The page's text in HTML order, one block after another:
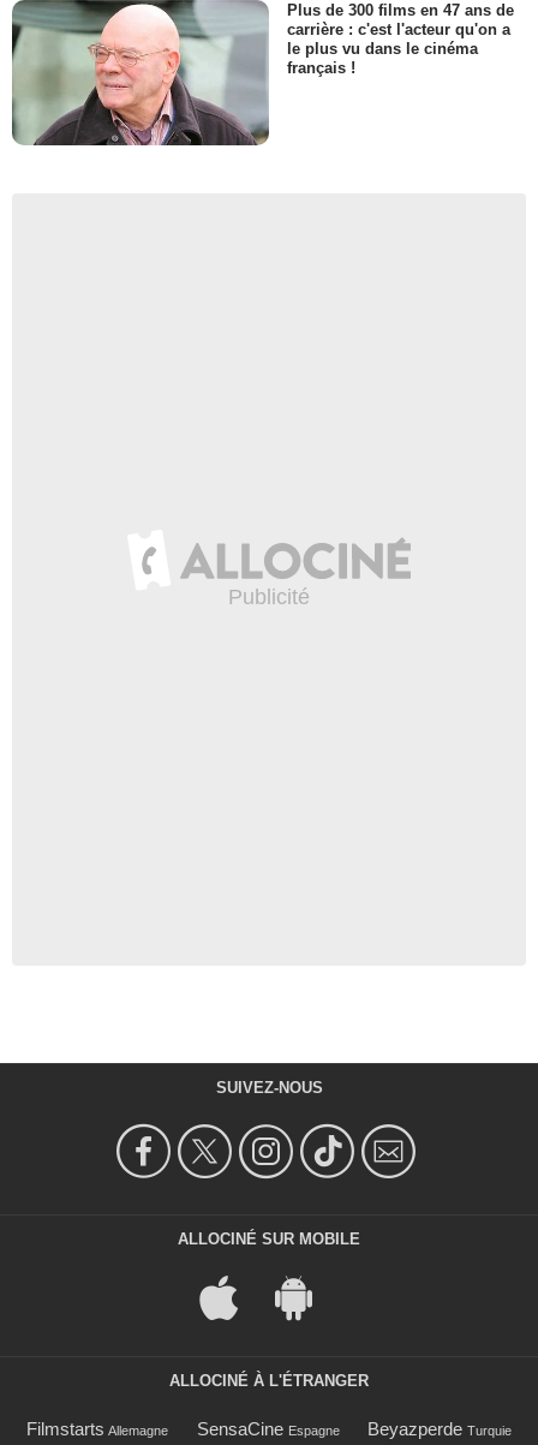
Plus de 300 films en 47 ans de
carrière : c'est l'acteur qu'on a
le plus vu dans le cinéma
français !
SUIVEZ-NOUS
ALLOCINÉ SUR MOBILE
ALLOCINÉ À L'ÉTRANGER
Filmstarts Allemagne SensaCine Espagne Beyazperde Turquie